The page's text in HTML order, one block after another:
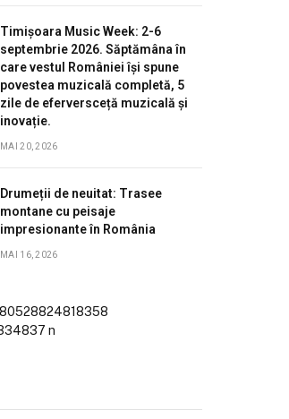
Timișoara Music Week: 2-6
septembrie 2026. Săptămâna în
care vestul României își spune
povestea muzicală completă, 5
zile de eferversceță muzicală și
inovație.
MAI 20, 2026
Drumeții de neuitat: Trasee
montane cu peisaje
impresionante în România
MAI 16, 2026